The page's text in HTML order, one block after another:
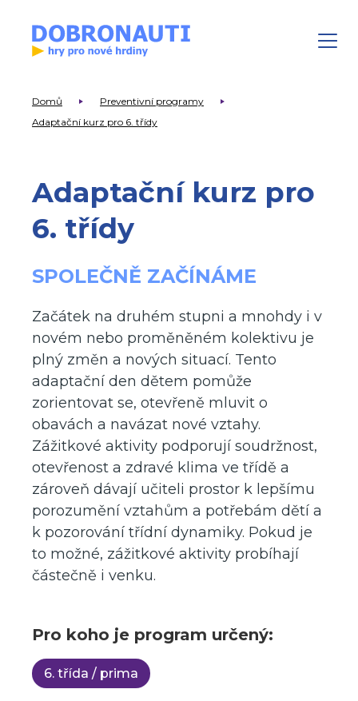
Domů
Preventivní programy
Adaptační kurz pro 6. třídy
Adaptační kurz pro
6. třídy
SPOLEČNĚ ZAČÍNÁME
Začátek na druhém stupni a mnohdy i v
novém nebo proměněném kolektivu je
plný změn a nových situací. Tento
adaptační den dětem pomůže
zorientovat se, otevřeně mluvit o
obavách a navázat nové vztahy.
Zážitkové aktivity podporují soudržnost,
otevřenost a zdravé klima ve třídě a
zároveň dávají učiteli prostor k lepšímu
porozumění vztahům a potřebám dětí a
k pozorování třídní dynamiky. Pokud je
to možné, zážitkové aktivity probíhají
částečně i venku.
Pro koho je program určený:
6. třída / prima